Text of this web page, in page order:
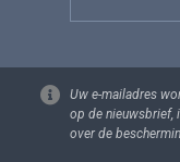
Uw e-mailadres
op de nieuwsbrief,
over de